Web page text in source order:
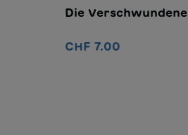
Die Verschwundene
CHF 7.00